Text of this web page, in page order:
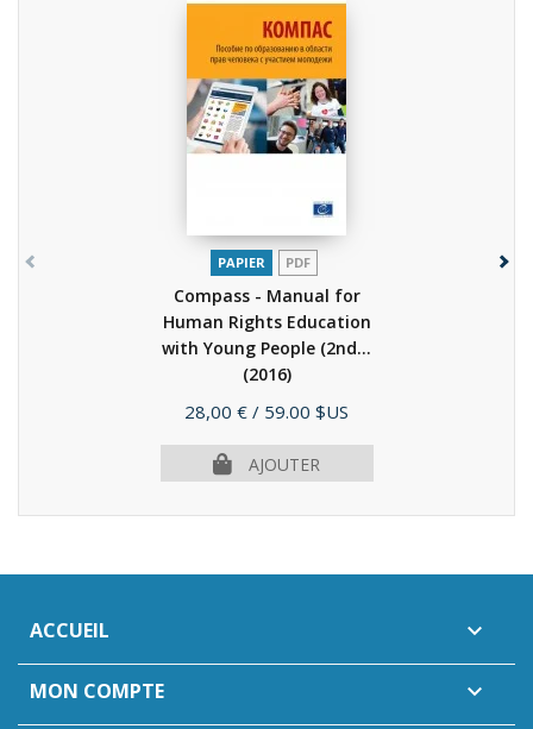
PAPIER PDF
Compass - Manual for
Human Rights Education
with Young People (2nd...
(2016)
Prix
28,00 € / 59.00 $US
AJOUTER
ACCUEIL 
MON COMPTE 